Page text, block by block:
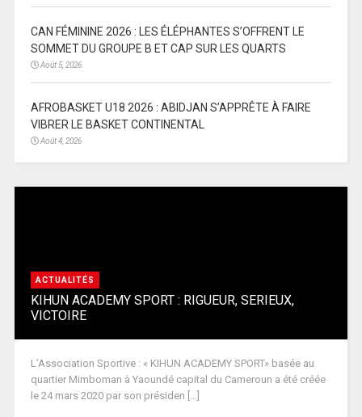
CAN FÉMININE 2026 : LES ÉLÉPHANTES S’OFFRENT LE
SOMMET DU GROUPE B ET CAP SUR LES QUARTS
Août 5, 2026
AFROBASKET U18 2026 : ABIDJAN S’APPRÊTE À FAIRE
VIBRER LE BASKET CONTINENTAL
Août 4, 2026
ACTUALITÉS
KIHUN ACADEMY SPORT : RIGUEUR, SERIEUX,
VICTOIRE
L’Association Sportive : « KIHUN ACADEMY SPORT» basée au
quartier Mimboman à Yaoundé capital du Cameroun a été créée
le 24 mars 2020 par son présiden [...]